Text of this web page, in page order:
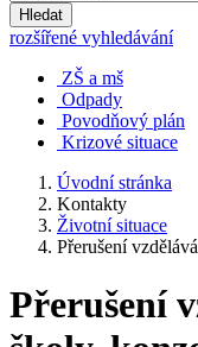
Hledat
rozšířené vyhledávání
ZŠ a mš
Odpady
Povodňový plán
Krizové situace
Úvodní stránka
Kontakty
Životní situace
Přerušení
Přerušení